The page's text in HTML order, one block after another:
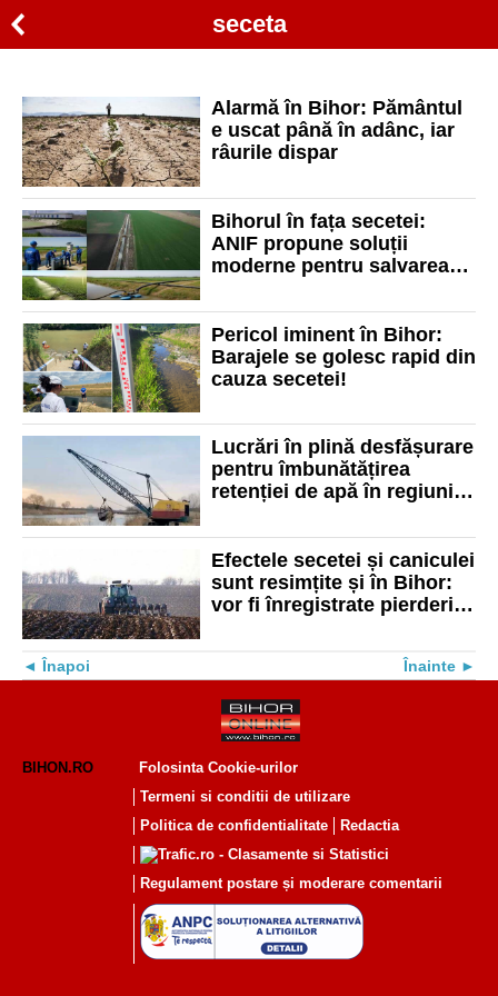
seceta
Alarmă în Bihor: Pământul
e uscat până în adânc, iar
râurile dispar
Bihorul în fața secetei:
ANIF propune soluții
moderne pentru salvarea
Pericol iminent în Bihor:
Barajele se golesc rapid din
cauza secetei!
Lucrări în plină desfășurare
pentru îmbunătățirea
retenției de apă în regiunile
județul Bihor
Efectele secetei și caniculei
sunt resimțite și în Bihor:
vor fi înregistrate pierderi
Înapoi Înainte
BIHON.RO
Folosinta Cookie-urilor
Termeni si conditii de utilizare
Politica de confidentialitate
Redactia
Regulament postare și moderare comentarii